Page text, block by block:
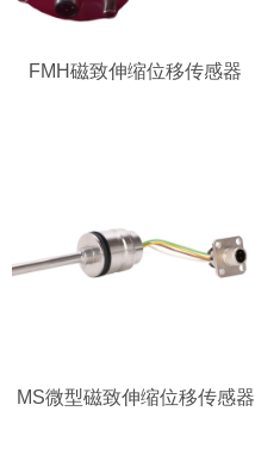
FMH磁致伸缩位移传感器
MS微型磁致伸缩位移传感器